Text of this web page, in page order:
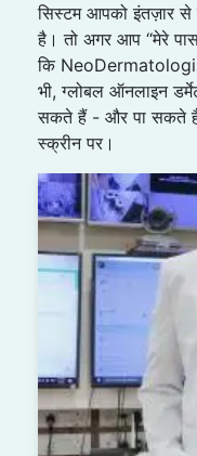
सिस्टम आपको इंतज़ार से
है। तो अगर आप “मेरे
कि
भी, ग्लोबल ऑनलाइन
सकते हैं - और पा सकते हैं
स्क्रीन पर।